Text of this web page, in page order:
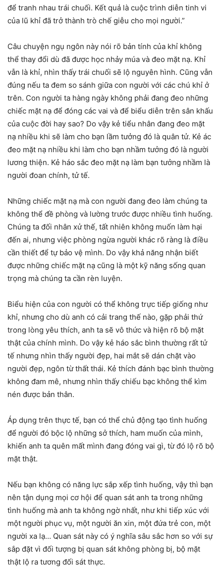
để tranh nhau trái chuối. Kết quả là cuộc trình diễn tinh vi
của lũ khỉ đã trở thành trò chế giễu cho mọi người.”
Câu chuyện ngụ ngôn này nói rõ bản tính của khỉ không
thể thay đổi dù đã được học nhảy múa và đeo mặt nạ. Khỉ
vẫn là khỉ, nhìn thấy trái chuối sẽ lộ nguyên hình. Cũng vẫn
đúng nếu ta đem so sánh giữa con người với các chú khỉ ở
trên. Con người ta hàng ngày không phải đang đeo những
chiếc mặt nạ để đóng các vai và để biểu diễn trên sân khấu
của cuộc đời hay sao? Do vậy kẻ tiểu nhân đang đeo mặt
nạ nhiều khi sẽ làm cho bạn lầm tưởng đó là quân tử. Kẻ ác
đeo mặt nạ nhiều khi làm cho bạn nhầm tưởng đó là người
lương thiện. Kẻ háo sắc đeo mặt nạ làm bạn tưởng nhầm là
người đoan chính, tử tế.
Những chiếc mặt nạ mà con người đang đeo làm chúng ta
không thể đề phòng và lường trước được nhiều tình huống.
Chúng ta đối nhân xử thế, tất nhiên không muốn làm hại
đến ai, nhưng việc phòng ngừa người khác rõ ràng là điều
cần thiết để tự bảo vệ mình. Do vậy khả năng nhận biết
được những chiếc mặt nạ cũng là một kỹ năng sống quan
trọng mà chúng ta cần rèn luyện.
Biểu hiện của con người có thể không trực tiếp giống như
khỉ, nhưng cho dù anh có cải trang thế nào, gặp phải thứ
trong lòng yêu thích, anh ta sẽ vô thức và hiện rõ bộ mặt
thật của chính mình. Do vậy kẻ háo sắc bình thường rất tử
tế nhưng nhìn thấy người đẹp, hai mắt sẽ dán chặt vào
người đẹp, ngôn từ thất thái. Kẻ thích đánh bạc bình thường
không đam mê, nhưng nhìn thấy chiếu bạc không thể kìm
nén được bản thân.
Áp dụng trên thực tế, bạn có thể chủ động tạo tình huống
để người đó bộc lộ những sở thích, ham muốn của mình,
khiến anh ta quên mất mình đang đóng vai gì, từ đó lộ rõ bộ
mặt thật.
Nếu bạn không có năng lực sắp xếp tình huống, vậy thì bạn
nên tận dụng mọi cơ hội để quan sát anh ta trong những
tình huống mà anh ta không ngờ nhất, như khi tiếp xúc với
một người phục vụ, một người ăn xin, một đứa trẻ con, một
người xa lạ… Quan sát này có ý nghĩa sâu sắc hơn so với sự
sắp đặt vì đối tượng bị quan sát không phòng bị, bộ mặt
thật lộ ra tương đối sát thực.